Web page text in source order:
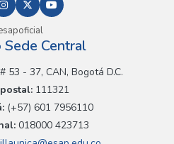
Sede Central
53 - 37, CAN, Bogotá D.C.
111321
(+57) 601 7956110
018000 423713